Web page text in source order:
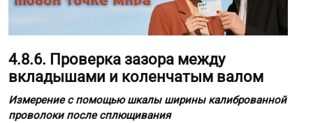
4.8.6. Проверка зазора между
вкладышами и коленчатым валом
Измерение с помощью шкалы ширины калиброванной
проволоки после сплющивания